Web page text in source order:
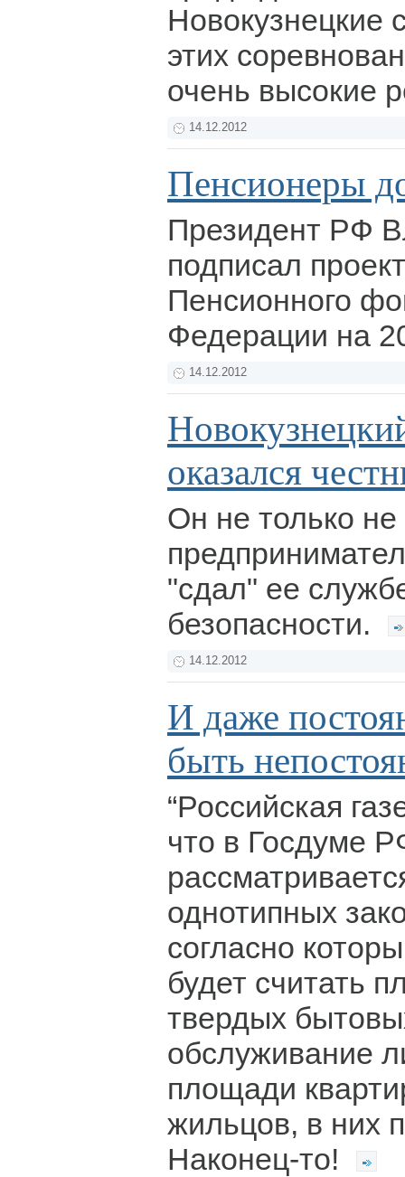
Новокузнецкие
этих
очень высокие
14.12.2012
Пенсионеры
Президент РФ
подписал
Пенсионного
Федерации на
14.12.2012
оказался
Он не только не
"сдал" ее
безопасности.
14.12.2012
И даже
быть
“Российская
что в Госдуме
однотипных
согласно
будет считать
твердых
обслуживание
площади
жильцов, в них
Наконец-то!